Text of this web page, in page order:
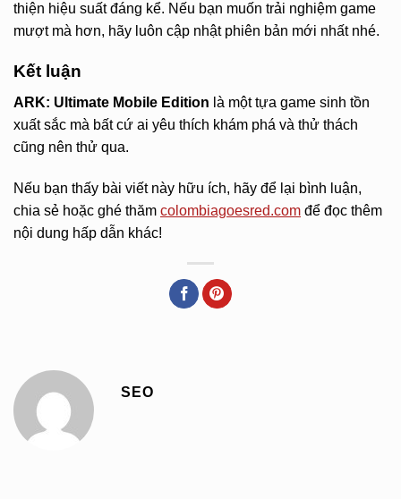
thiện hiệu suất đáng kể. Nếu bạn muốn trải nghiệm game
mượt mà hơn, hãy luôn cập nhật phiên bản mới nhất nhé.
Kết luận
ARK: Ultimate Mobile Edition là một tựa game sinh tồn
xuất sắc mà bất cứ ai yêu thích khám phá và thử thách
cũng nên thử qua.
Nếu bạn thấy bài viết này hữu ích, hãy để lại bình luận,
chia sẻ hoặc ghé thăm colombiagoesred.com để đọc thêm
nội dung hấp dẫn khác!
SEO